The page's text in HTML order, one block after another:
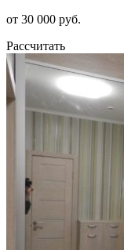
от 30 000 руб.
Рассчитать